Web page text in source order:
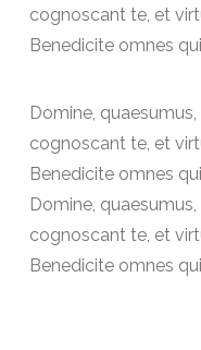
cognoscant te, et
Benedicite omnes
Domine,
cognoscant te, et
Benedicite omnes
Domine,
cognoscant te, et
Benedicite omnes